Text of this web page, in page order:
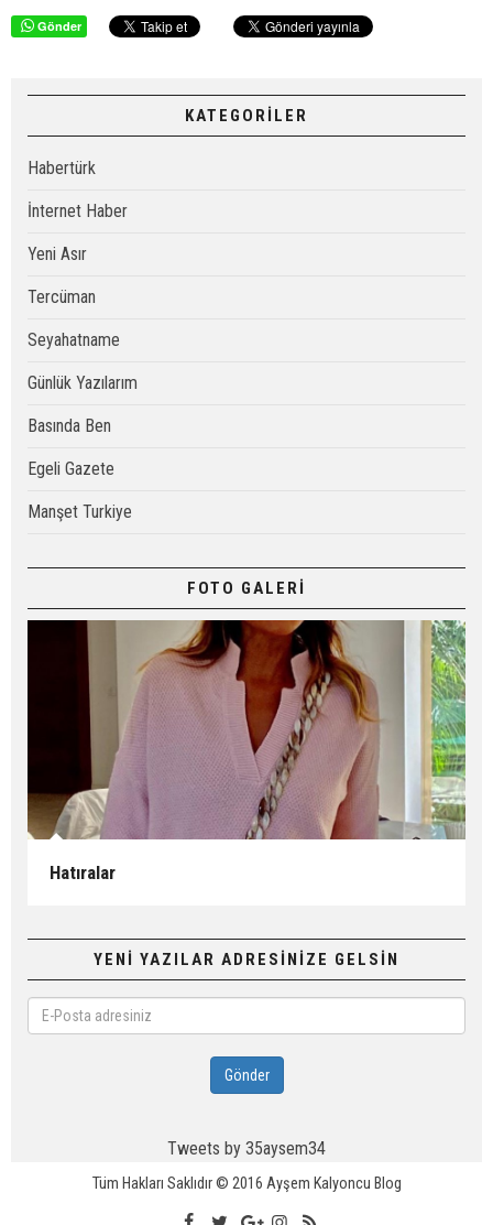
Gönder
KATEGORİLER
Habertürk
İnternet Haber
Yeni Asır
Tercüman
Seyahatname
Günlük Yazılarım
Basında Ben
Egeli Gazete
Manşet Turkiye
FOTO GALERİ
Hatıralar
YENİ YAZILAR ADRESİNİZE GELSİN
Posta
adresiniz
Gönder
Tweets by 35aysem34
Tüm Hakları Saklıdır © 2016 Ayşem Kalyoncu Blog